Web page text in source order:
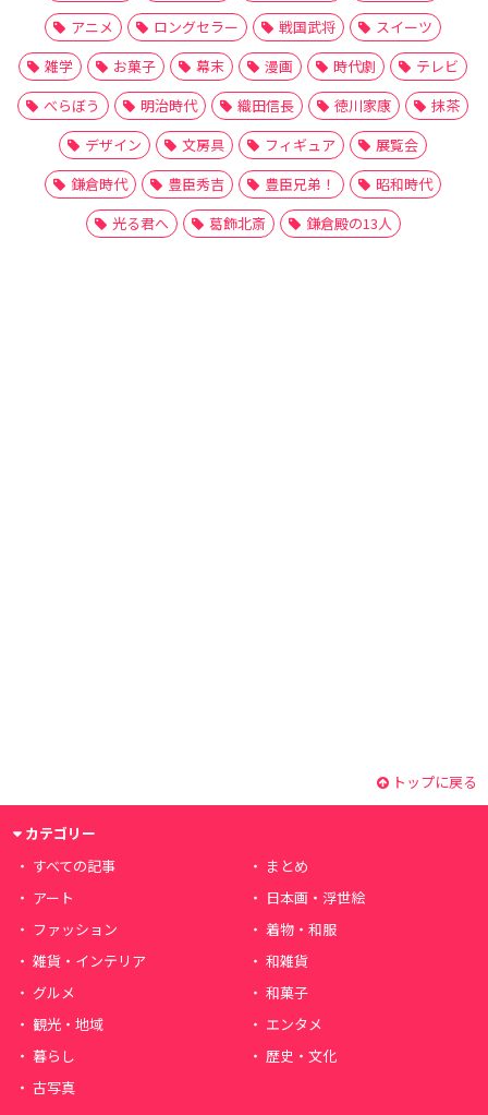
アニメ
ロングセラー 戦国武将
スイーツ
雑学
お菓子 幕末 漫画 時代劇
テレビ
べらぼう
明治時代 織田信長 徳川家康
抹茶
デザイン
文房具 フィギュア
展覧会
鎌倉時代
豊臣秀吉 豊臣兄弟！
昭和時代
光る君へ
葛飾北斎 鎌倉殿の13人
トップに戻る
カテゴリー
すべての記事
まとめ
アート
日本画・浮世絵
ファッション
着物・和服
雑貨・インテリア
和雑貨
グルメ
和菓子
観光・地域
エンタメ
暮らし
歴史・文化
古写真